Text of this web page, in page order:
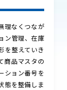
理なくつなが
ン管理、在庫
を整えていき
商品マスタの
ション番号を
態を整備しま